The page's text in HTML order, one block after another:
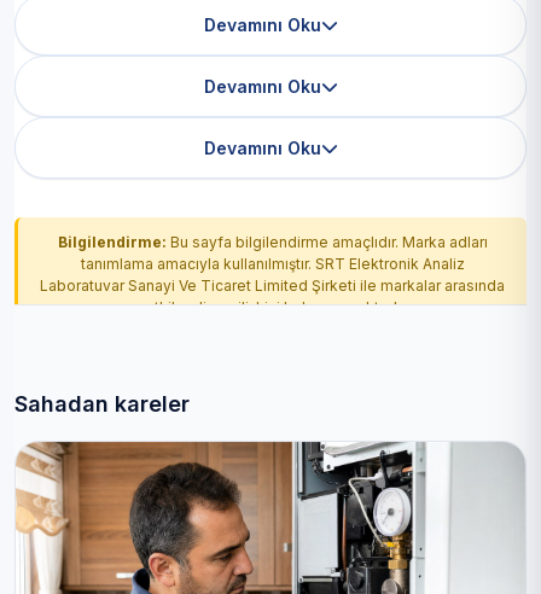
Devamını Oku
Devamını Oku
Devamını Oku
Bilgilendirme: Bu sayfa bilgilendirme amaçlıdır. Marka adları
tanımlama amacıyla kullanılmıştır. SRT Elektronik Analiz
Laboratuvar Sanayi Ve Ticaret Limited Şirketi ile markalar arasında
yetkilendirme ilişkisi bulunmamaktadır.
Sahadan kareler